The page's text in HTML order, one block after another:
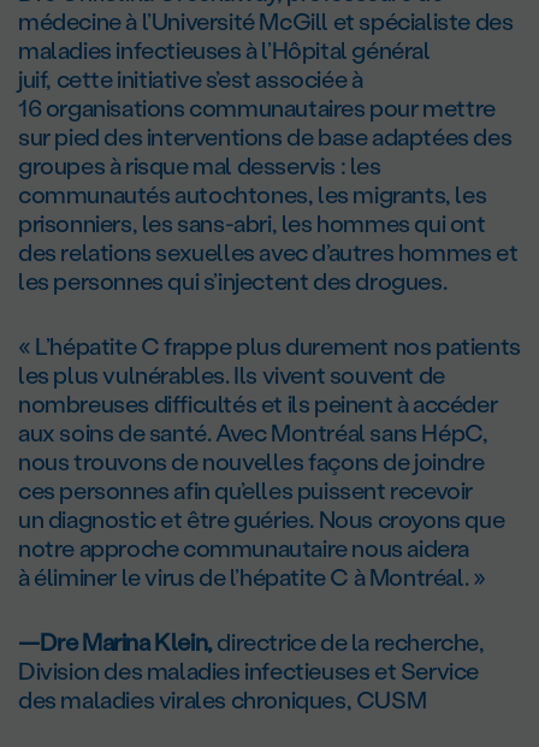
médecine à l’Université McGill et spécialiste des
maladies infectieuses à l’Hôpital général
juif, cette initiative s’est associée à
16 organisations communautaires pour mettre
sur pied des interventions de base adaptées des
groupes à risque mal desservis : les
communautés autochtones, les migrants, les
prisonniers, les sans-abri, les hommes qui ont
des relations sexuelles avec d’autres hommes et
les personnes qui s’injectent des drogues.
« L’hépatite C frappe plus durement nos patients
les plus vulnérables. Ils vivent souvent de
nombreuses difficultés et ils peinent à accéder
aux soins de santé. Avec Montréal sans HépC,
nous trouvons de nouvelles façons de joindre
ces personnes afin qu’elles puissent recevoir
un diagnostic et être guéries. Nous croyons que
notre approche communautaire nous aidera
à éliminer le virus de l’hépatite C à Montréal. »
—Dre Marina Klein,directrice de la recherche,
Division des maladies infectieuses et Service
des maladies virales chroniques, CUSM